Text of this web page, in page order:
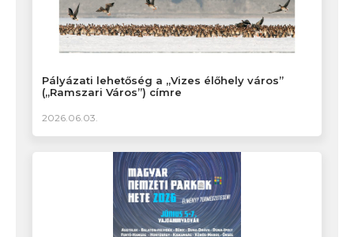
Pályázati lehetőség a „Vizes élőhely város”
(„Ramszari Város”) címre
2026.06.03.